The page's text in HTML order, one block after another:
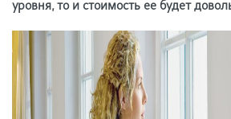
уровня, то и стоимость ее будет